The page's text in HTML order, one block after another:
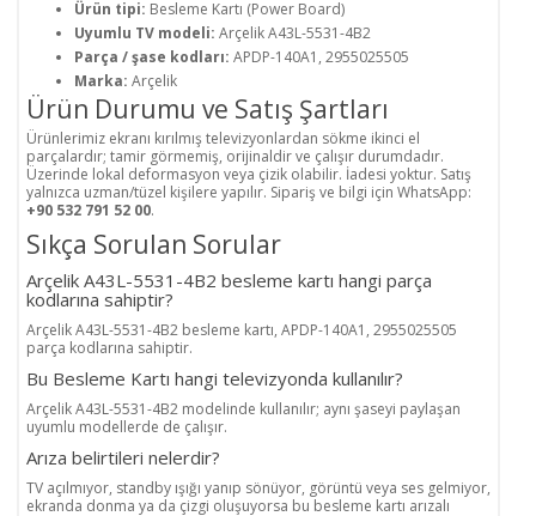
Ürün tipi: Besleme Kartı (Power Board)
Uyumlu TV modeli: Arçelik A43L-5531-4B2
Parça / şase kodları: APDP-140A1, 2955025505
Marka: Arçelik
Ürün Durumu ve Satış Şartları
Ürünlerimiz ekranı kırılmış televizyonlardan sökme ikinci el
parçalardır; tamir görmemiş, orijinaldir ve çalışır durumdadır.
Üzerinde lokal deformasyon veya çizik olabilir. İadesi yoktur. Satış
yalnızca uzman/tüzel kişilere yapılır. Sipariş ve bilgi için WhatsApp:
+90 532 791 52 00.
Sıkça Sorulan Sorular
Arçelik A43L-5531-4B2 besleme kartı hangi parça
kodlarına sahiptir?
Arçelik A43L-5531-4B2 besleme kartı, APDP-140A1, 2955025505
parça kodlarına sahiptir.
Bu Besleme Kartı hangi televizyonda kullanılır?
Arçelik A43L-5531-4B2 modelinde kullanılır; aynı şaseyi paylaşan
uyumlu modellerde de çalışır.
Arıza belirtileri nelerdir?
TV açılmıyor, standby ışığı yanıp sönüyor, görüntü veya ses gelmiyor,
ekranda donma ya da çizgi oluşuyorsa bu besleme kartı arızalı